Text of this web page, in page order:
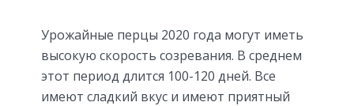
Урожайные перцы 2020 года могут иметь
высокую скорость созревания. В среднем
этот период длится 100-120 дней. Все
имеют сладкий вкус и имеют приятный